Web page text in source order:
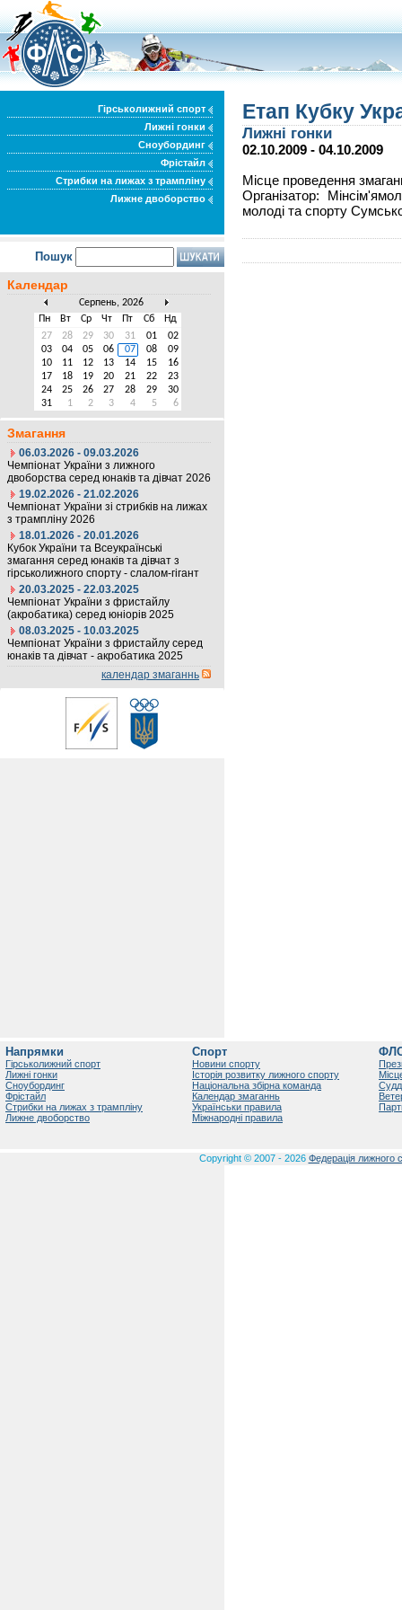
Гірськолижний спорт
Лижні гонки
Сноубординг
Фрістайл
Стрибки на лижах з трампліну
Лижне двоборство
Пошук
Календар
Серпень, 2026
Пн
Вт Ср Чт Пт Сб
Нд
27
28 29 30 31 01
02
03
04 05 06 07 08
09
10
11 12 13 14 15
16
17
18 19 20 21 22
23
24
25 26 27 28 29
30
31
1 2 3 4 5 6
Змагання
06.03.2026 - 09.03.2026
Чемпіонат України з лижного
двоборства серед юнаків та дівчат 2026
19.02.2026 - 21.02.2026
Чемпіонат України зі стрибків на лижах
з трампліну 2026
18.01.2026 - 20.01.2026
Кубок України та Всеукраїнські
змагання серед юнаків та дівчат з
гірськолижного спорту - слалом-гігант
20.03.2025 - 22.03.2025
Чемпіонат України з фристайлу
(акробатика) серед юніорів 2025
08.03.2025 - 10.03.2025
Чемпіонат України з фристайлу серед
юнаків та дівчат - акробатика 2025
календар змаганнь
Етап Кубку
Лижні гонки
02.10.2009 - 04.10.2009
Місце проведення
Організатор:
молоді та спорту
Напрямки
Гірськолижний спорт
Лижні гонки
Сноубординг
Фрістайл
Стрибки на лижах з трампліну
Лижне двоборство
Спорт
Новини спорту
Історія розвитку лижного спорту
Національна збірна команда
Календар змаганнь
Українськи правила
Міжнародні правила
Copyright © 2007 - 2026 Федерація лижного